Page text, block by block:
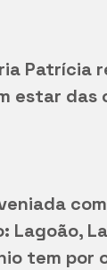
Patrícia
estar das
Lagoão,
tem por